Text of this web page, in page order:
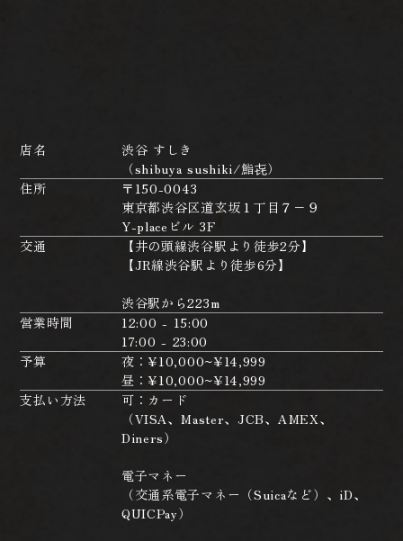
店名
渋谷 すしき
（shibuya sushiki/鮨㐂）
住所
〒150-0043
東京都渋谷区道玄坂１丁目７−９
Y-placeビル 3F
交通
【井の頭線渋谷駅より徒歩2分】
【JR線渋谷駅より徒歩6分】
渋谷駅から223m
営業時間
12:00 - 15:00
17:00 - 23:00
予算
夜：¥10,000~¥14,999
昼：¥10,000~¥14,999
支払い方法
可：カード
（VISA、Master、JCB、AMEX、
Diners）
電子マネー
（交通系電子マネー（Suicaなど）、iD、
QUICPay）